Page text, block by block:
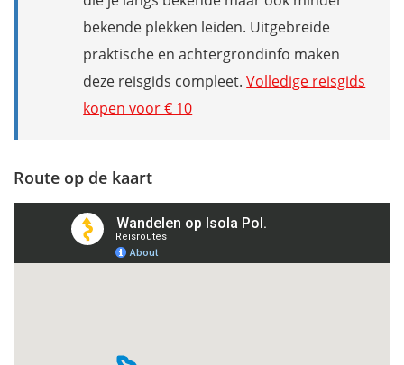
bekende plekken leiden. Uitgebreide
praktische en achtergrondinfo maken
deze reisgids compleet.Volledige reisgids
kopen voor € 10
Route op de kaart